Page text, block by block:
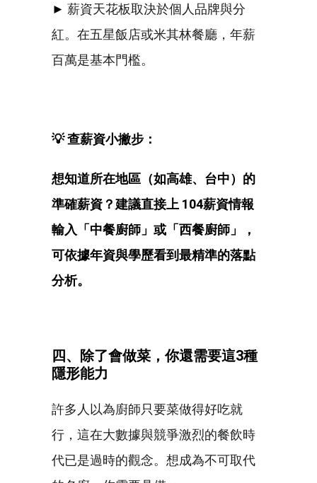
► 薪資天花板取決於個人品牌與分
紅。在五星飯店或米其林餐廳，年薪
百萬是基本門檻。
💡 查薪資小撇步：
想知道所在地區（如高雄、台中）的
準確薪資？建議直接上 104薪資情報
輸入「中餐廚師」或「西餐廚師」，
可依據年資與學歷看到最精準的落點
分析。
四、除了會做菜，你還需要這3種
隱形能力
許多人以為廚師只要菜做得好吃就
行，這在大數據與競爭激烈的餐飲時
代已是過時的觀念。想成為不可取代